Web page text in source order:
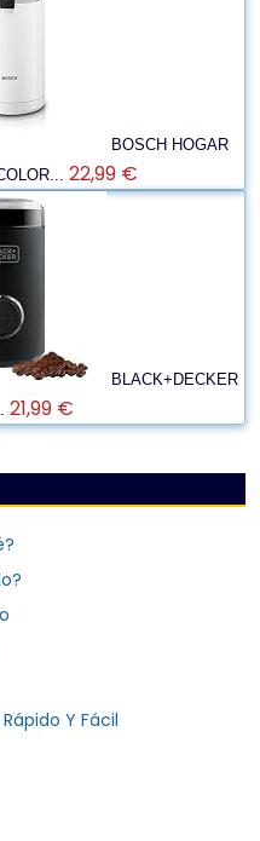
BOSCH HOGAR
22,99 €
BLACK+DECKER
21,99 €
Y Fácil